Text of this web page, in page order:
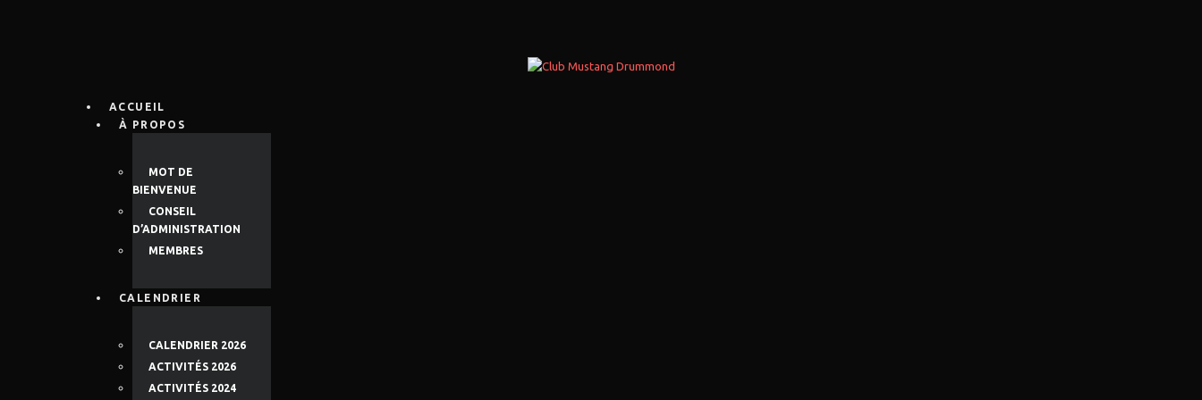
ACCUEIL
À PROPOS
MOT DE
BIENVENUE
CONSEIL
D’ADMINISTRATION
MEMBRES
CALENDRIER
CALENDRIER 2026
ACTIVITÉS 2026
ACTIVITÉS 2024